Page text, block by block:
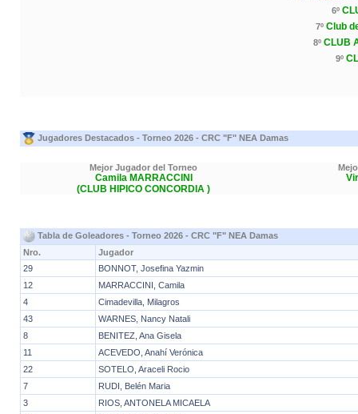
6º
7º Club
8º CLUB
9º
Jugadores Destacados - Torneo 2026 - CRC "F" NEA Damas
Mejor Jugador del Torneo
Camila MARRACCINI
(CLUB HIPICO CONCORDIA )
Tabla de Goleadores - Torneo 2026 - CRC "F" NEA Damas
Nro.
Jugador
29
BONNOT, Josefina Yazmin
12
MARRACCINI, Camila
4
Cimadevilla, Milagros
43
WARNES, Nancy Natali
8
BENITEZ, Ana Gisela
11
ACEVEDO, Anahí Verónica
22
SOTELO, Araceli Rocio
7
RUDI, Belén Maria
3
RIOS, ANTONELA MICAELA